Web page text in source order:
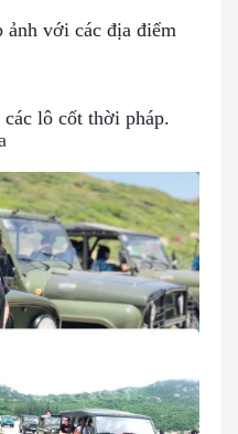
ảnh với các địa điểm
các lô cốt thời pháp.